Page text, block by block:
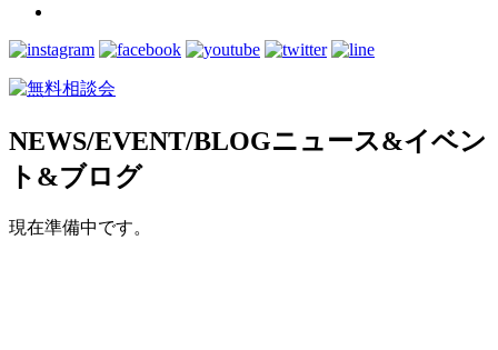
NEWS/EVENT/BLOGニュース&イベン
ト&ブログ
現在準備中です。